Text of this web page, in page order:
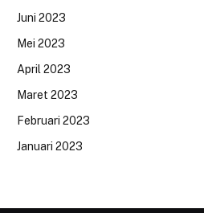
Juni 2023
Mei 2023
April 2023
Maret 2023
Februari 2023
Januari 2023